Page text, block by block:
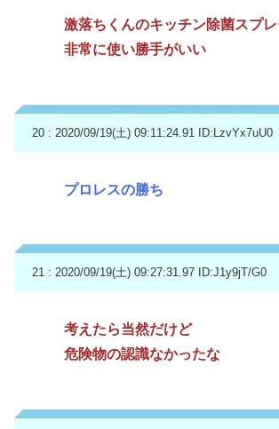
激落ちくんのキッチン除菌スプ
非常に使い勝手がいい
20 : 2020/09/19(土) 09:11:24.91 ID:LzvYx7uU0
プロレスの勝ち
21 : 2020/09/19(土) 09:27:31.97 ID:J1y9jT/G0
考えたら当然だけど
危険物の認識なかったな